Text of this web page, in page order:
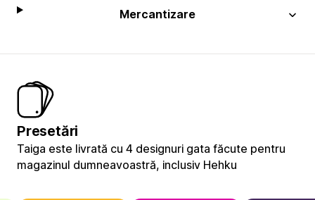
Mercantizare
Presetări
Taiga este livrată cu 4 designuri gata făcute pentru
magazinul dumneavoastră, inclusiv Hehku